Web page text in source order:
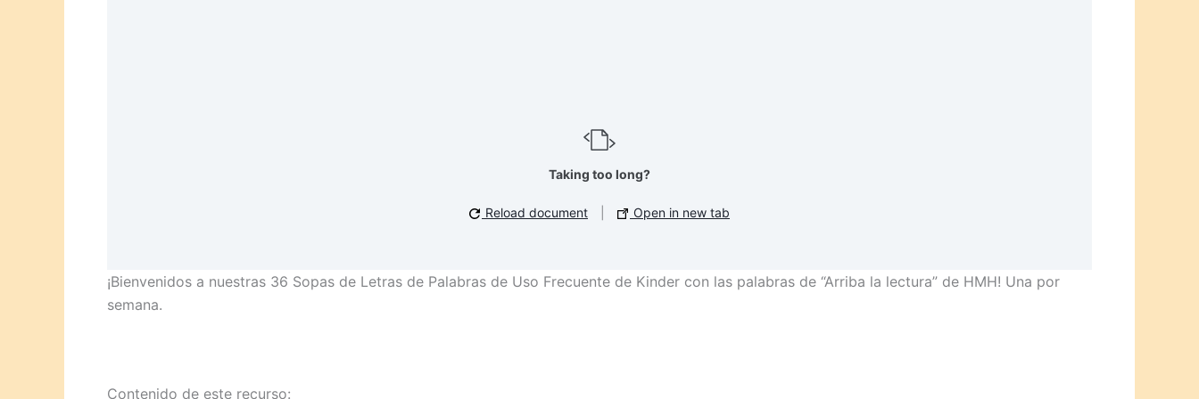
Taking too long?
Reload document Open in new tab
¡Bienvenidos a nuestras 36 Sopas de Letras de Palabras de Uso Frecuente de Kinder con las palabras de “Arriba la lectura” de HMH! Una por
semana.
Contenido de este recurso: